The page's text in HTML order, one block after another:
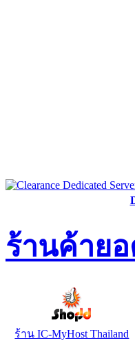
ร้านค้าย
ร้าน IC-MyHost Thailand